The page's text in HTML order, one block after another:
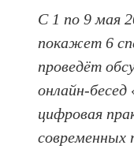
С 1 по 9 мая
покажет 6
проведёт
онлайн-
цифровая
современных